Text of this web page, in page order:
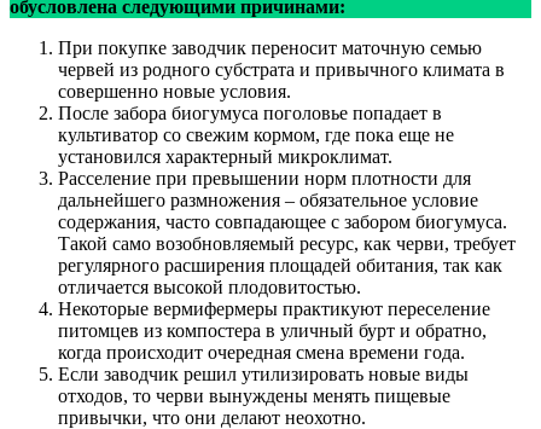
обусловлена следующими причинами:
При покупке заводчик переносит маточную семью
червей из родного субстрата и привычного климата в
совершенно новые условия.
После забора биогумуса поголовье попадает в
культиватор со свежим кормом, где пока еще не
установился характерный микроклимат.
Расселение при превышении норм плотности для
дальнейшего размножения – обязательное условие
содержания, часто совпадающее с забором биогумуса.
Такой само возобновляемый ресурс, как черви, требует
регулярного расширения площадей обитания, так как
отличается высокой плодовитостью.
Некоторые вермифермеры практикуют переселение
питомцев из компостера в уличный бурт и обратно,
когда происходит очередная смена времени года.
Если заводчик решил утилизировать новые виды
отходов, то черви вынуждены менять пищевые
привычки, что они делают неохотно.